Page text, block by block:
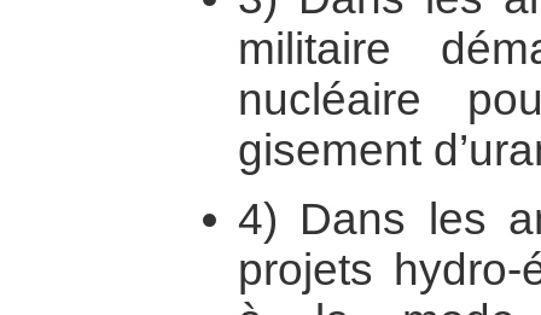
militaire
nucléaire
gisement
4) Dans les
projets hydro-